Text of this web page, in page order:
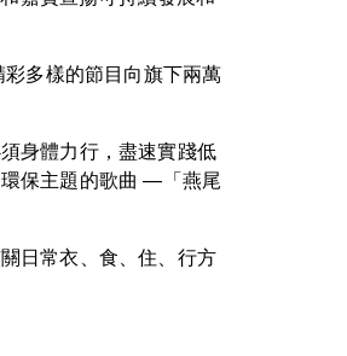
多樣的節目向旗下兩萬
身體力行，盡速實踐低
保主題的歌曲 —「燕尾
日常衣、食、住、行方